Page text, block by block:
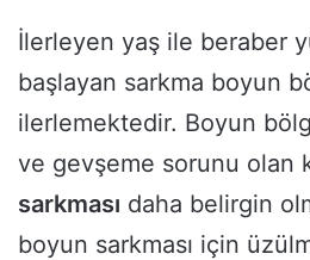
İlerleyen yaş ile beraber
başlayan sarkma boyun
ilerlemektedir. Boyun
ve gevşeme sorunu olan
sarkması daha belirgin
boyun sarkması için